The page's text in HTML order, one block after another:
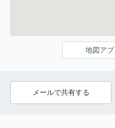
地図ア
メールで共有する